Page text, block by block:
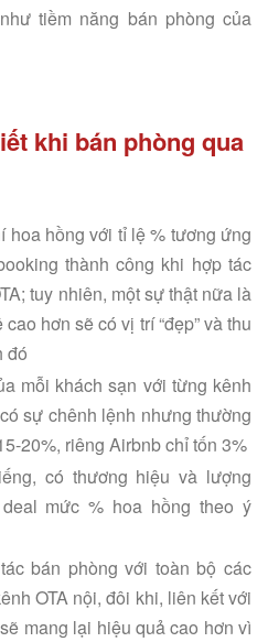
tiềm năng bán phòng của
khi bán phòng qua
hoa hồng với tỉ lệ % tương ứng
thành công khi hợp tác
tuy nhiên, một sự thật nữa là
hơn sẽ có vị trí “đẹp” và thu
đó
mỗi khách sạn với từng kênh
sự chênh lệnh nhưng thường
20%, riêng Airbnb chỉ tốn 3%
có thương hiệu và lượng
mức % hoa hồng theo ý
bán phòng với toàn bộ các
OTA nội, đôi khi, liên kết với
mang lại hiệu quả cao hơn vì